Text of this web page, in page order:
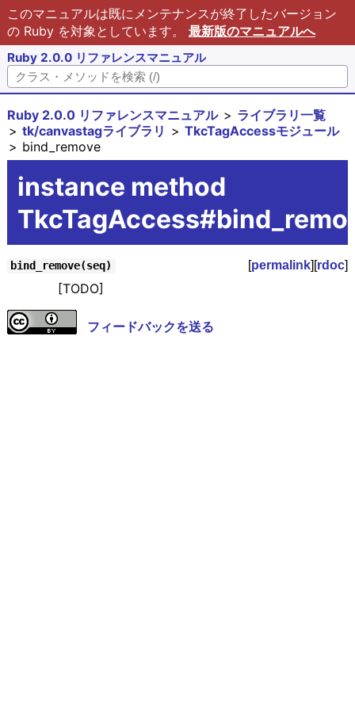
このマニュアルは既にメンテナンスが終了したバージョン
の Ruby を対象としています。 最新版のマニュアルへ
Ruby 2.0.0 リファレンスマニュアル
Ruby 2.0.0 リファレンスマニュアル
ライブラリ一覧
tk/canvastagライブラリ
TkcTagAccessモジュール
bind_remove
instance method
bind_remove(seq) [permalink][rdoc]
[TODO]
フィードバックを送る